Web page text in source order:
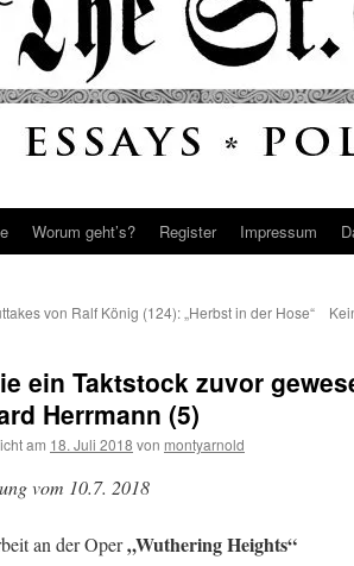
Worum geht’s? Register Impressum
von Ralf König (124): „Herbst in der Hose“
ein Taktstock zuvor
Herrmann (5)
am 18. Juli 2018 von montyarnold
vom 10.7. 2018
an der Oper„Wuthering Heights“